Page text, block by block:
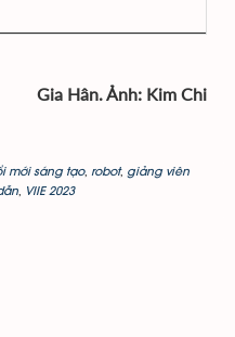
Gia Hân. Ảnh: Kim Chi
mới sáng tạo, robot, giảng viên
VIIE 2023